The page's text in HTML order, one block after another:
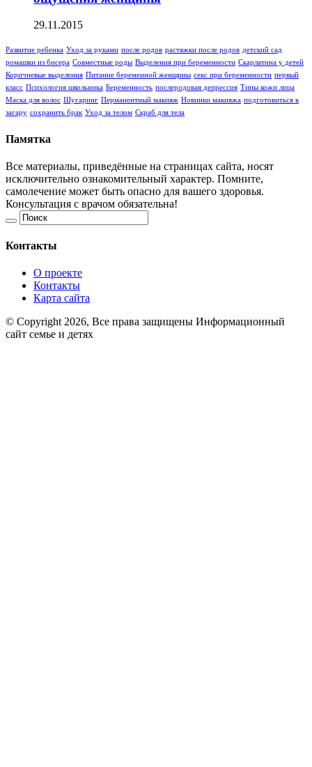
29.11.2015
Развитие ребенка Уход за руками после родов растяжки после родов детский сад
ромашки из бисера Совместные роды Выделения при беременности Скарлатина у детей
Коричневые выделения Питание беременной женщины секс при беременности первый
класс Психология школьника Беременность послеродовая депрессия Типы кожи лица
Маска для волос Шугаринг Перманентный макияж Новинки макияжа подготовиться к
загару сохранить брак Уход за телом Скраб для тела
Памятка
Все материалы, приведённые на страницах сайта, носят
исключительно ознакомительный характер. Помните,
самолечение может быть опасно для вашего здоровья.
Консультация с врачом обязательна!
Контакты
О проекте
Контакты
Карта сайта
© Copyright 2026, Все права защищены Информационный
сайт семье и детях